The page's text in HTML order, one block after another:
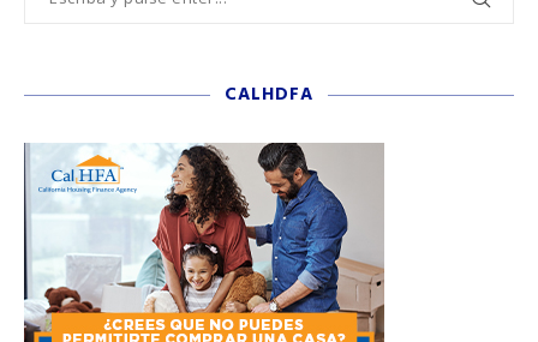
CALHDFA